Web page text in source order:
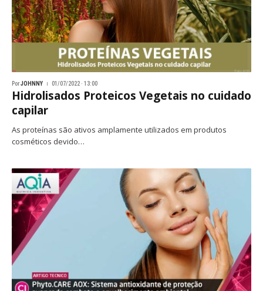
PorJOHNNY 01/07/2022 · 13:00
Hidrolisados Proteicos Vegetais no cuidado
capilar
As proteínas são ativos amplamente utilizados em produtos
cosméticos devido…